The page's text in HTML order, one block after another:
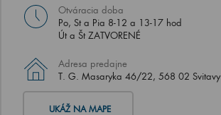
Otváracia doba
Po, St a Pia 8-12 a 13-17 hod
Út a Št ZATVORENÉ
Adresa predajne
T. G. Masaryka 46/22, 568 02 Svitavy
UKÁŽ NA MAPE